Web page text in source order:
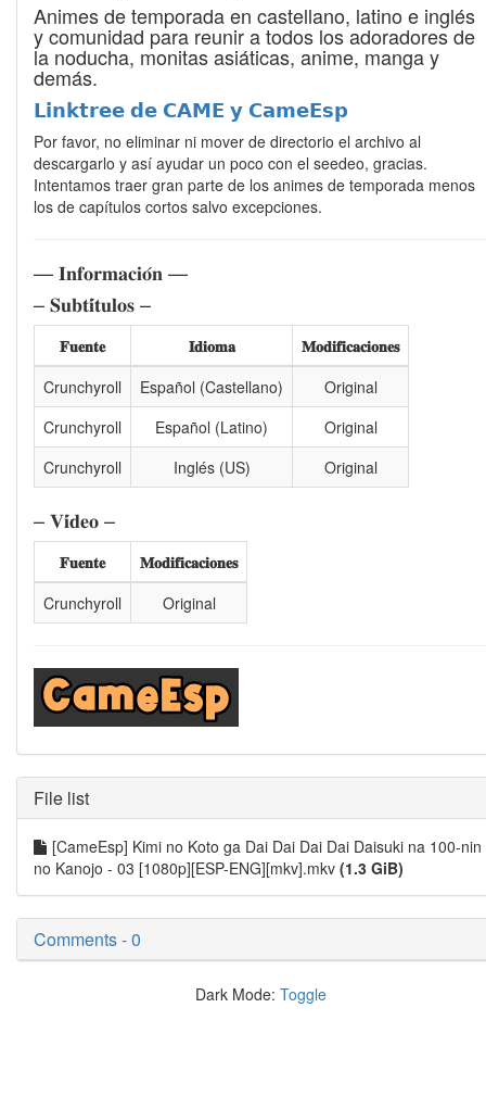
Animes de temporada en castellano, latino e inglés
y comunidad para reunir a todos los adoradores de
la noducha, monitas asiáticas, anime, manga y
demás.
𝗟𝗶𝗻𝗸𝘁𝗿𝗲𝗲 𝗱𝗲 𝗖𝗔𝗠𝗘 𝘆 𝗖𝗮𝗺𝗲𝗘𝘀𝗽
Por favor, no eliminar ni mover de directorio el archivo al
descargarlo y así ayudar un poco con el seedeo, gracias.
Intentamos traer gran parte de los animes de temporada menos
los de capítulos cortos salvo excepciones.
— 𝐈𝐧𝐟𝐨𝐫𝐦𝐚𝐜𝐢𝐨́𝐧 —
– 𝐒𝐮𝐛𝐭𝐢́𝐭𝐮𝐥𝐨𝐬 –
𝐅𝐮𝐞𝐧𝐭𝐞 𝐈𝐝𝐢𝐨𝐦𝐚
𝐌𝐨𝐝𝐢𝐟𝐢𝐜𝐚𝐜𝐢𝐨𝐧𝐞𝐬
Crunchyroll
Español (Castellano)
Original
Crunchyroll
Español (Latino)
Original
Crunchyroll
Inglés (US) Original
– 𝐕𝐢́𝐝𝐞𝐨 –
𝐅𝐮𝐞𝐧𝐭𝐞
𝐌𝐨𝐝𝐢𝐟𝐢𝐜𝐚𝐜𝐢𝐨𝐧𝐞𝐬
Crunchyroll
Original
File list
[CameEsp] Kimi no Koto ga Dai Dai Dai Dai Daisuki na 100-nin
no Kanojo - 03 [1080p][ESP-ENG][mkv].mkv (1.3 GiB)
Comments - 0
Dark Mode: Toggle